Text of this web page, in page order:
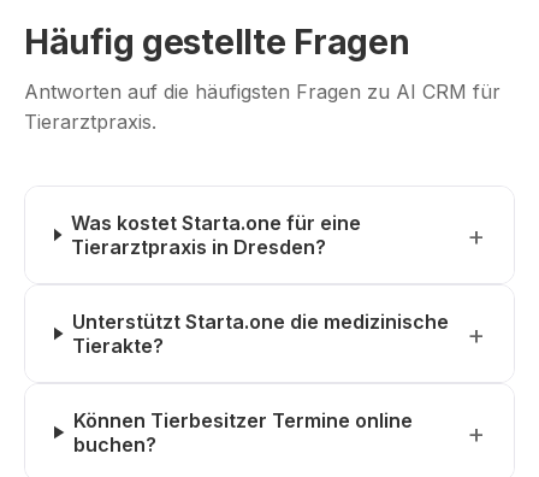
Häufig gestellte Fragen
Antworten auf die häufigsten Fragen zu AI CRM für
Tierarztpraxis.
Was kostet Starta.one für eine
Tierarztpraxis in Dresden?
Unterstützt Starta.one die medizinische
Tierakte?
Können Tierbesitzer Termine online
buchen?